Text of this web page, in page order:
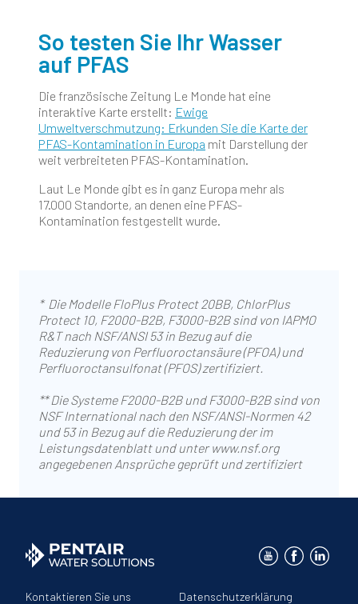
So testen Sie Ihr Wasser
auf PFAS
Die französische Zeitung Le Monde hat eine
interaktive Karte erstellt: Ewige
Umweltverschmutzung: Erkunden Sie die Karte der
PFAS-Kontamination in Europa mit Darstellung der
weit verbreiteten PFAS-Kontamination.
Laut Le Monde gibt es in ganz Europa mehr als
17.000 Standorte, an denen eine PFAS-
Kontamination festgestellt wurde.
* Die Modelle FloPlus Protect 20BB, ChlorPlus
Protect 10, F2000-B2B, F3000-B2B sind von IAPMO
R&T nach NSF/ANSI 53 in Bezug auf die
Reduzierung von Perfluoroctansäure (PFOA) und
Perfluoroctansulfonat (PFOS) zertifiziert.
** Die Systeme F2000-B2B und F3000-B2B sind von
NSF International nach den NSF/ANSI-Normen 42
und 53 in Bezug auf die Reduzierung der im
Leistungsdatenblatt und unter www.nsf.org
angegebenen Ansprüche geprüft und zertifiziert
Kontaktieren Sie uns Datenschutzerklärung